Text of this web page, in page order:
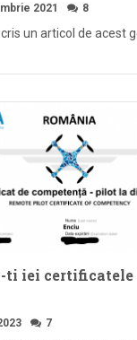
2021 8
un articol de acest
ti iei certificatele
7